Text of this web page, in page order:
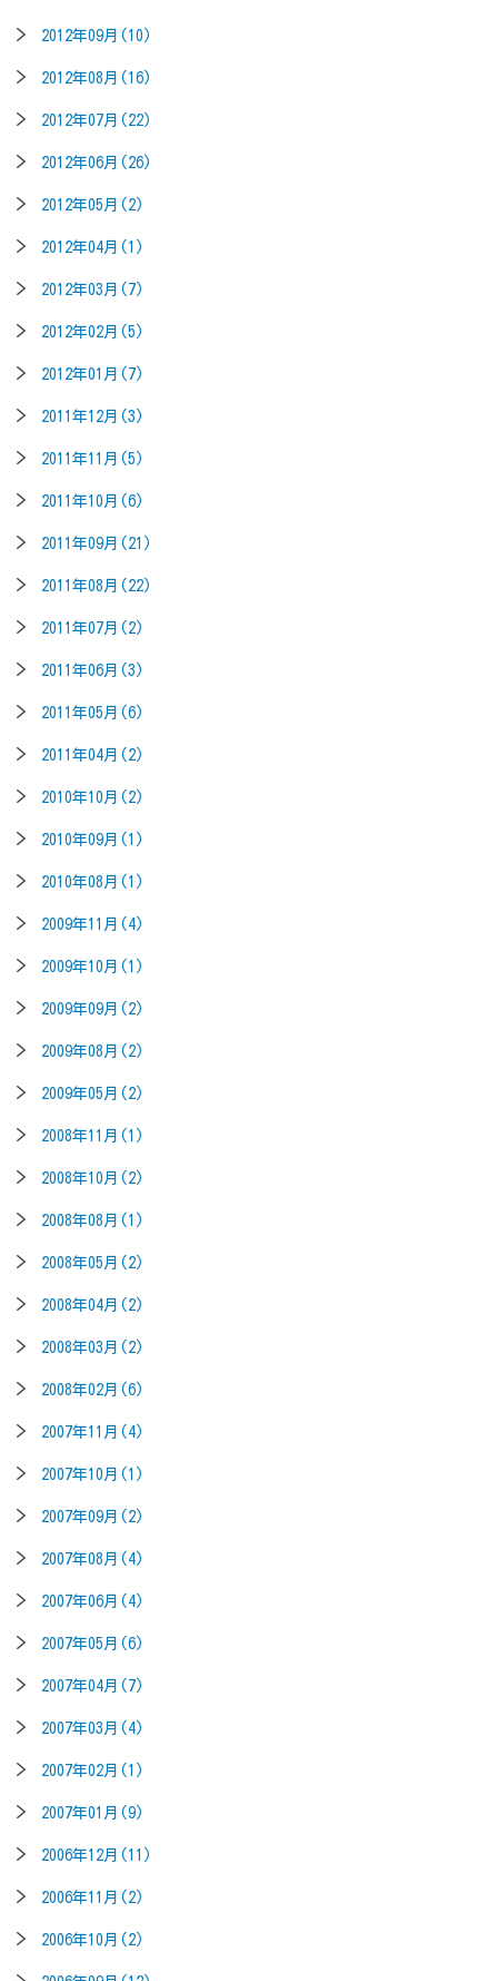
2012年09月(10)
2012年08月(16)
2012年07月(22)
2012年06月(26)
2012年05月(2)
2012年04月(1)
2012年03月(7)
2012年02月(5)
2012年01月(7)
2011年12月(3)
2011年11月(5)
2011年10月(6)
2011年09月(21)
2011年08月(22)
2011年07月(2)
2011年06月(3)
2011年05月(6)
2011年04月(2)
2010年10月(2)
2010年09月(1)
2010年08月(1)
2009年11月(4)
2009年10月(1)
2009年09月(2)
2009年08月(2)
2009年05月(2)
2008年11月(1)
2008年10月(2)
2008年08月(1)
2008年05月(2)
2008年04月(2)
2008年03月(2)
2008年02月(6)
2007年11月(4)
2007年10月(1)
2007年09月(2)
2007年08月(4)
2007年06月(4)
2007年05月(6)
2007年04月(7)
2007年03月(4)
2007年02月(1)
2007年01月(9)
2006年12月(11)
2006年11月(2)
2006年10月(2)